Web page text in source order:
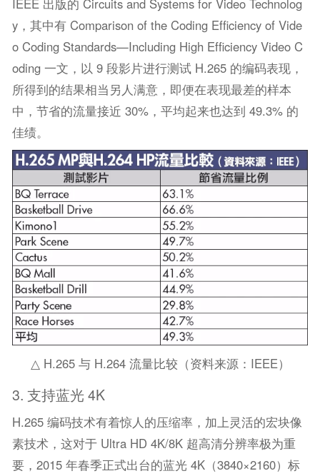
y，其中有 Comparison of the Coding Efﬁciency of Vide
o Coding Standards—Including High Efﬁciency Video C
oding 一文，以 9 段影片进行测试 H.265 的编码表现，
所得到的结果相当另人满意，即便在表现最差的样本
中，节省的流量接近 30%，平均起来也达到 49.3% 的
佳绩。
△ H.265 与 H.264 流量比较（资料来源：IEEE）
3. 支持蓝光 4K
H.265 编码技术有着惊人的压缩率，加上灵活的宏块像
素技术，这对于 Ultra HD 4K/8K 超高清分辨率极为重
要，2015 年春季正式出台的蓝光 4K（3840×2160）标